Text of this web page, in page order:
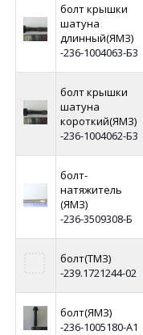
болт крышки
шатуна
длинный(ЯМЗ)
-236-1004063-Б3
болт крышки
шатуна
короткий(ЯМЗ)
-236-1004062-Б3
болт-
натяжитель
(ЯМЗ)
-236-3509308-Б
болт(ТМЗ)
-239.1721244-02
болт(ЯМЗ)
-236-1005180-А1